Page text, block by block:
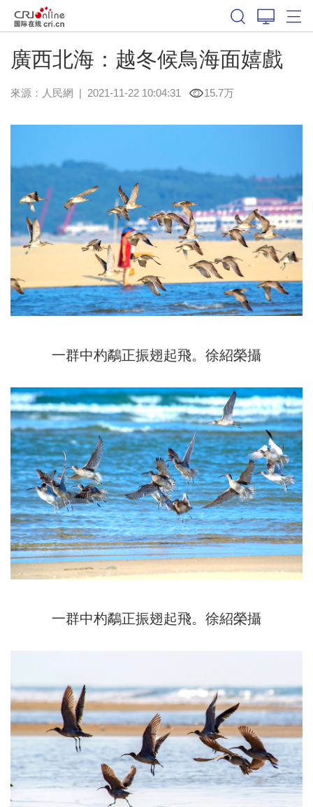
廣西北海：越冬候鳥海面嬉戲
來源： 人民網 | 2021-11-22 10:04:31 15.7万
一群中杓鷸正振翅起飛。徐紹榮攝
一群中杓鷸正振翅起飛。徐紹榮攝